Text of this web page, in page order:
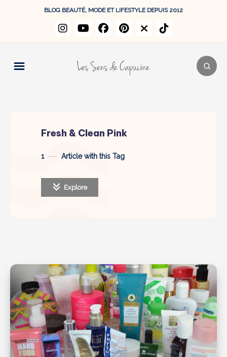
BLOG BEAUTÉ, MODE ET LIFESTYLE DEPUIS 2012
Fresh & Clean Pink
1 Article with this Tag
Explore